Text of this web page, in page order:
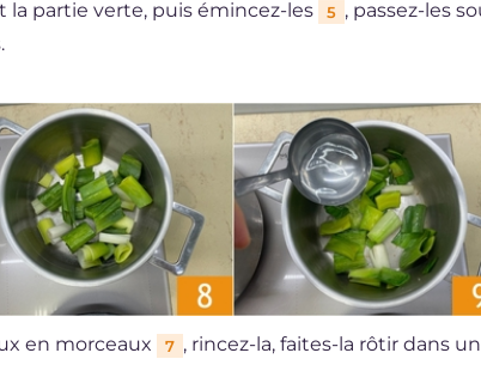
la partie verte, puis émincez-les
5 , passez-les
en morceaux 7 , rincez-la, faites-la rôtir dans